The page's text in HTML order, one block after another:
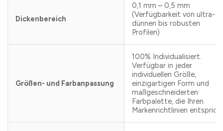
Dickenbereich
0,1 mm – 0,5 mm
(Verfügbarkeit von ultra-
dünnen bis robusten
Profilen)
Größen- und Farbanpassung
100% Individualisiert.
Verfügbar in jeder
individuellen Größe,
einzigartigen Form und
maßgeschneiderten
Farbpalette, die Ihren
Markenrichtlinien